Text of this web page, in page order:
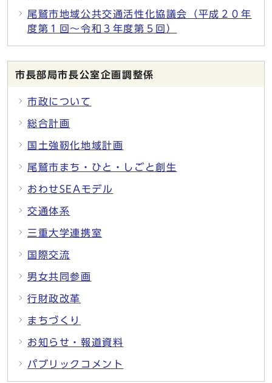
尾鷲市地域公共交通活性化協議会（平成２０年
度第１回～令和３年度第５回）
市長部局市長公室企画調整係
市政について
総合計画
国土強靭化地域計画
尾鷲市まち・ひと・しごと創生
おわせSEAモデル
交通体系
三重大学連携室
国際交流
男女共同参画
行財政改革
まちづくり
お知らせ・報道資料
パブリックコメント